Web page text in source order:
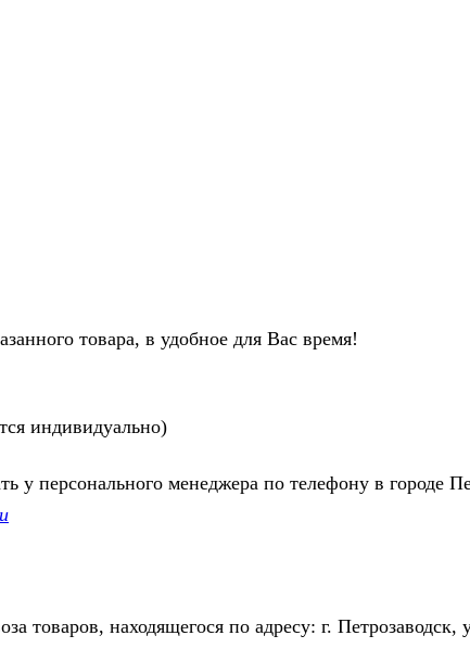
товара, в удобное для Вас время!
индивидуально)
персонального менеджера по телефону в городе
товаров, находящегося по адресу: г.